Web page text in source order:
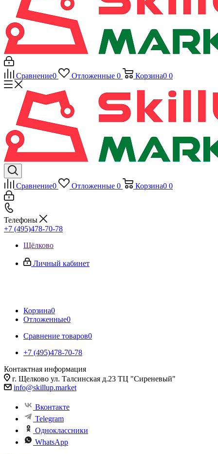
Сравнение0 Отложенные 0 Корзина0 0
Сравнение0 Отложенные 0 Корзина0 0
Телефоны
+7 (495)478-70-78
Щёлково
Личный кабинет
Корзина0
Отложенные0
Сравнение товаров0
+7 (495)478-70-78
Контактная информация
г. Щелково ул. Талсинская д.23 ТЦ "Сиреневый"
info@skillup.market
Вконтакте
Telegram
Одноклассники
WhatsApp